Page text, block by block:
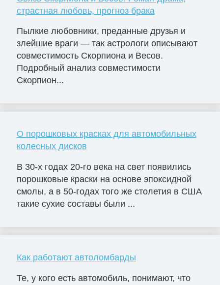
страстная любовь, прогноз брака
Пылкие любовники, преданные друзья и
злейшие враги — так астрологи описывают
совместимость Скорпиона и Весов.
Подробный анализ совместимости
Скорпион...
О порошковых красках для автомобильных
колесных дисков
В 30-х годах 20-го века на свет появились
порошковые краски на основе эпоксидной
смолы, а в 50-годах того же столетия в США
такие сухие составы были ...
Как работают автоломбарды
Те, у кого есть автомобиль, понимают, что